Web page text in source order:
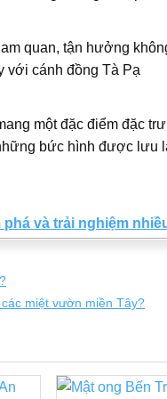
quan, tận hưởng
với cánh đồng Tà Pạ
một đặc điểm đặc
bức hình được lưu
phá và trải nghiệm
miệt vườn miền Tây?